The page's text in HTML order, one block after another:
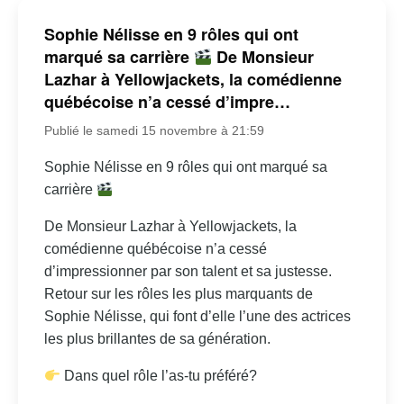
Sophie Nélisse en 9 rôles qui ont
marqué sa carrière
De Monsieur
Lazhar à Yellowjackets, la comédienne
québécoise n’a cessé d’impre…
Publié le samedi 15 novembre à 21:59
Sophie Nélisse en 9 rôles qui ont marqué sa
carrière
De Monsieur Lazhar à Yellowjackets, la
comédienne québécoise n’a cessé
d’impressionner par son talent et sa justesse.
Retour sur les rôles les plus marquants de
Sophie Nélisse, qui font d’elle l’une des actrices
les plus brillantes de sa génération.
Dans quel rôle l’as-tu préféré?